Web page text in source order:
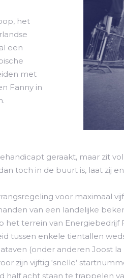
het
een
met
Fanny in
geraakt, maar zit
toch in de buurt is, laat zij
voor maximaal
van een landelijke
terrein van Energiebedrijf
tussen enkele tientallen
(onder anderen Joost
zijn vijftig ‘snelle’
acht staan te trappelen